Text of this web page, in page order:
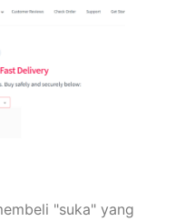
"suka" yang